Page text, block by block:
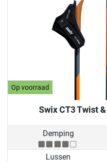
Op voorraad
Swix CT3 Twist
Demping
Lussen